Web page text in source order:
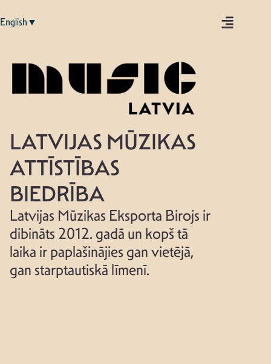
English▼
LATVIJAS MŪZIKAS
ATTĪSTĪBAS
BIEDRĪBA
Latvijas Mūzikas Eksporta Birojs ir
dibināts 2012. gadā un kopš tā
laika ir paplašinājies gan vietējā,
gan starptautiskā līmenī.